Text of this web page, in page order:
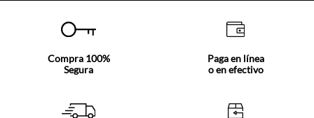
Compra 100%
Segura
Paga en línea
o en efectivo